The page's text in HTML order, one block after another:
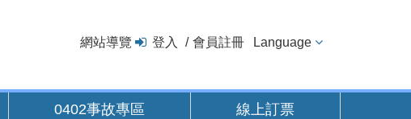
網站導覽 登入 會員註冊 Language
0402事故專區 線上訂票